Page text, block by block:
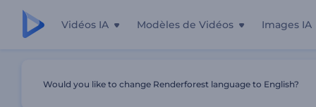
Vidéos IA Modèles de Vidéos Images IA
Would you like to change Renderforest language to English?